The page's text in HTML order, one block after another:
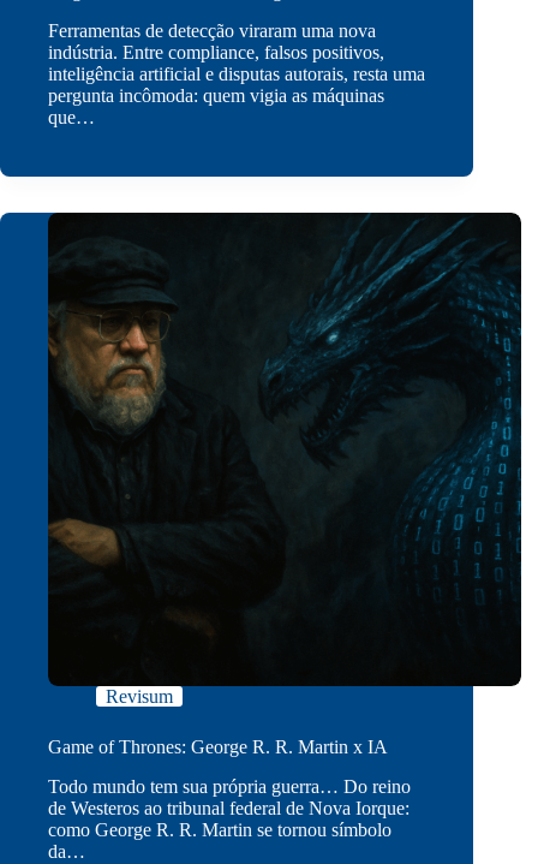
Ferramentas de detecção viraram uma nova
indústria. Entre compliance, falsos positivos,
inteligência artificial e disputas autorais, resta uma
pergunta incômoda: quem vigia as máquinas
que…
Revisum
Game of Thrones: George R. R. Martin x IA
Todo mundo tem sua própria guerra… Do reino
de Westeros ao tribunal federal de Nova Iorque:
como George R. R. Martin se tornou símbolo
da…